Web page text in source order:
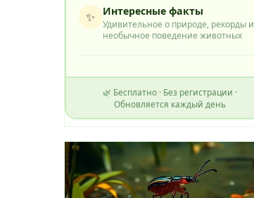
✨ Интересные факты
Удивительное о природе, рекорды и
необычное поведение животных
🌿 Бесплатно · Без регистрации ·
Обновляется каждый день